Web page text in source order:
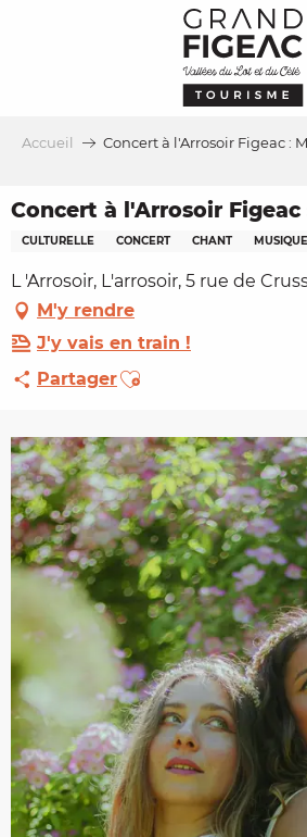
Accueil Concert à l'Arrosoir Figeac :
Concert à l'Arrosoir Figeac
CULTURELLE CONCERT CHANT MUSIQUE
L 'Arrosoir, L'arrosoir, 5 rue de
M'y rendre
J'y vais en train !
PartagerAjouter aux favoris